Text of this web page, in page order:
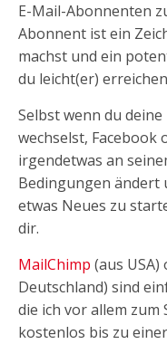
E-Mail-Abonnenten
Abonnent ist ein
machst und ein
du leicht(er)
Selbst wenn du
wechselst, Facebook
irgendetwas an
Bedingungen ändert
etwas Neues zu
dir.
MailChimp (aus USA)
Deutschland) sind
die ich vor allem
kostenlos bis zu